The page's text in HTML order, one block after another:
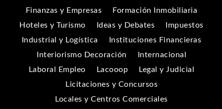
Finanzas y Empresas
Formación Inmobiliaria
Hoteles y Turismo
Ideas y Debates
Impuestos
Industrial y Logística
Instituciones Financieras
Interiorismo Decoración
Internacional
Laboral Empleo
Lacooop
Legal y Judicial
Licitaciones y Concursos
Locales y Centros Comerciales